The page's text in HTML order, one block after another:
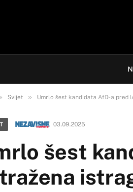
Svijet » Umrlo šest kandidata AfD-a pred
03.09.2025
šest